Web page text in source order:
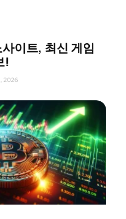
이트, 최신 게임
!
2026